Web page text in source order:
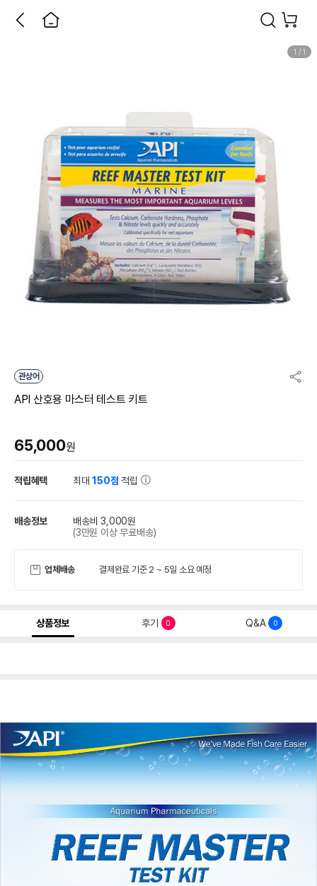
1 / 1
관상어
API 산호용 마스터 테스트 키트
65,000원
적립혜택 최대150점 적립
배송정보
배송비 3,000원
(3만원 이상 무료배송)
업체배송 결제완료 기준 2 ~ 5일 소요 예정
상품정보 후기 0 Q&A 0